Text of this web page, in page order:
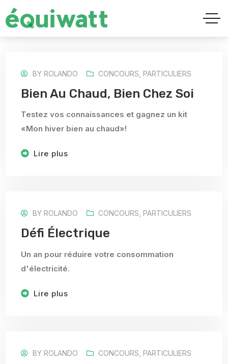
BY ROLANDO CONCOURS PARTICULIERS
Bien Au Chaud, Bien Chez Soi
Testez vos connaissances et gagnez un kit
«Mon hiver bien au chaud»!
Lire plus
BY ROLANDO CONCOURS PARTICULIERS
Défi Électrique
Un an pour réduire votre consommation
d'électricité.
Lire plus
BY ROLANDO CONCOURS PARTICULIERS